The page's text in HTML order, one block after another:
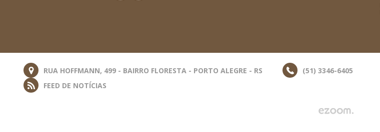
RUA HOFFMANN, 499 - BAIRRO FLORESTA - PORTO ALEGRE - RS
(51) 3346-6405
FEED DE NOTÍCIAS